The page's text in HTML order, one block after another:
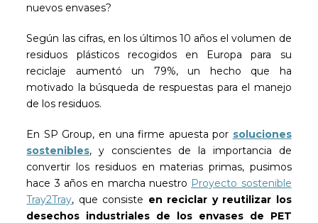
nuevos envases?
Según las cifras, en los últimos 10 años el volumen de
residuos plásticos recogidos en Europa para su
reciclaje aumentó un 79%, un hecho que ha
motivado la búsqueda de respuestas para el manejo
de los residuos.
En SP Group, en una firme apuesta por soluciones
sostenibles, y conscientes de la importancia de
convertir los residuos en materias primas, pusimos
hace 3 años en marcha nuestro Proyecto sostenible
Tray2Tray, que consiste en reciclar y reutilizar los
desechos industriales de los envases de PET